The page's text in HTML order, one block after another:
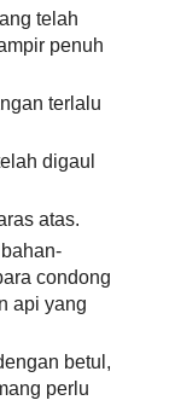
telah
penuh
terlalu
digaul
atas.
condong
api yang
betul,
perlu